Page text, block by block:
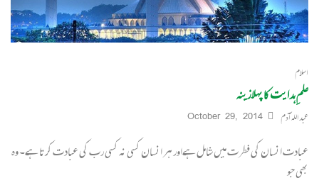
اسلام
علمِ ہدایت کا پہلا زینہ
عبداللہ آدم October 29, 2014
عبادت انسان کی فطرت میں شامل ہےاور ہر انسان کسی نہ کسی رب کی عبادت کرتا ہے۔ وہ
بھی جو